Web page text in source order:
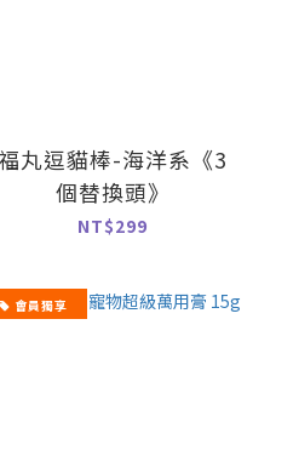
丸逗貓棒-海洋系《3
個替換頭》
NT$299
會員獨享